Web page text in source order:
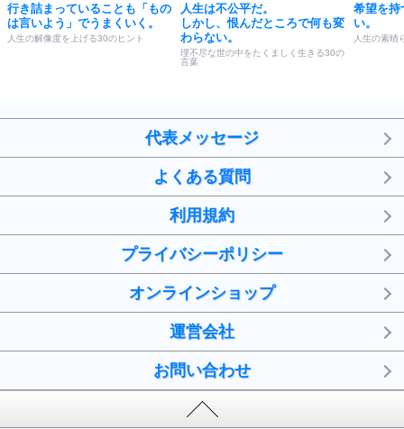
行き詰まっていることも「もの
は言いよう」でうまくいく。
人生の解像度を上げる30のヒント
人生は不公平だ。
しかし、恨んだところで何も変
わらない。
理不尽な世の中をたくましく生きる30の
言葉
希望を持
い。
人生の素晴
代表メッセージ
よくある質問
利用規約
プライバシーポリシー
オンラインショップ
運営会社
お問い合わせ